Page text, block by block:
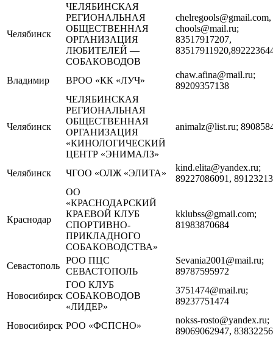
Челябинск
ЧЕЛЯБИНСКАЯ
РЕГИОНАЛЬНАЯ
ОБЩЕСТВЕННАЯ
ОРГАНИЗАЦИЯ
ЛЮБИТЕЛЕЙ —
СОБАКОВОДОВ
chelregools@gmail.com,
chools@mail.ru;
83517917207,
Владимир ВРОО «КК «ЛУЧ»
chaw.afina@mail.ru;
89209357138
Челябинск
ЧЕЛЯБИНСКАЯ
РЕГИОНАЛЬНАЯ
ОБЩЕСТВЕННАЯ
ОРГАНИЗАЦИЯ
«КИНОЛОГИЧЕСКИЙ
ЦЕНТР «ЭНИМАЛЗ»
animalz@list.ru;
Челябинск ЧГОО «ОЛЖ «ЭЛИТА»
kind.elita@yandex.ru;
89227086091,
Краснодар
ОО
«КРАСНОДАРСКИЙ
КРАЕВОЙ КЛУБ
СПОРТИВНО-
ПРИКЛАДНОГО
СОБАКОВОДСТВА»
kklubss@gmail.com;
81983870684
Севастополь
РОО ПЦС
СЕВАСТОПОЛЬ
Sevania2001@mail.ru;
89787595972
Новосибирск
ГОО КЛУБ
СОБАКОВОДОВ
«ЛИДЕР»
3751474@mail.ru;
89237751474
Новосибирск РОО «ФСПСНО»
nokss-rosto@yandex.ru;
89069062947,